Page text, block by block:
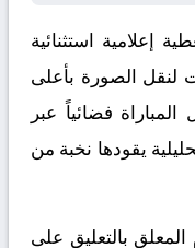
إعلامية استثنائية
لنقل الصورة بأعلى
فضائياً عبر
يقودها نخبة من
المعلق بالتعليق على